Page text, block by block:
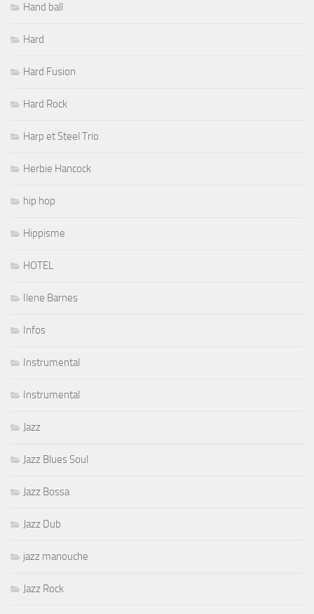
Hand ball
Hard
Hard Fusion
Hard Rock
Harp et Steel Trio
Herbie Hancock
hip hop
Hippisme
HOTEL
Ilene Barnes
Infos
Instrumental
Instrumental
Jazz
Jazz Blues Soul
Jazz Bossa
Jazz Dub
jazz manouche
Jazz Rock